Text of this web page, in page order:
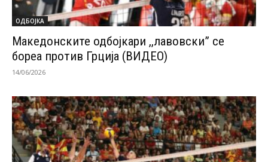
ОДБОЈКА
Македонските одбојкари ,,лавовски” се
бореа против Грција (ВИДЕО)
14/06/2026